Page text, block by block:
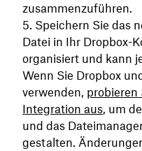
zusammenzuführen.
Speichern Sie das
Datei in Ihr Dropbox-
organisiert und kann
Wenn Sie Dropbox
verwenden, probieren
Integration aus, um
und das
gestalten.